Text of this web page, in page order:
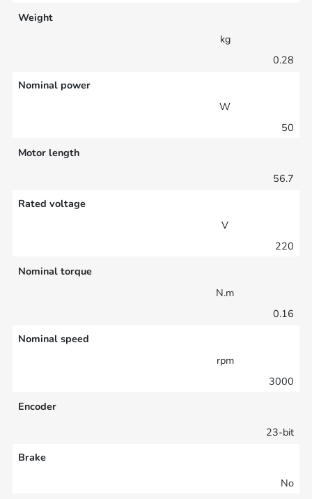
Weight
kg
0.28
Nominal power
W
50
Motor length
56.7
Rated voltage
V
220
Nominal torque
N.m
0.16
Nominal speed
rpm
3000
Encoder
23-bit
Brake
No